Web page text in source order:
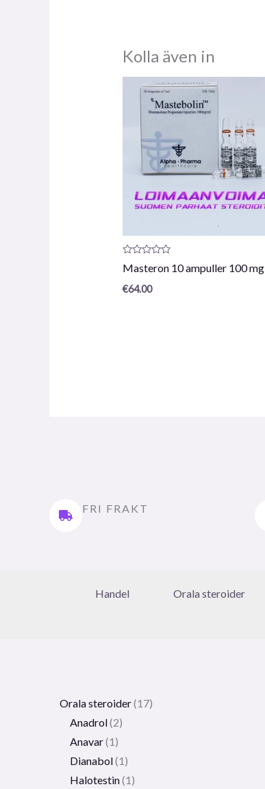
Kolla även in
Produktrecension:
0
5
Masteron 10 ampuller 100 mg
€64.00
FRI FRAKT
Handel Orala steroider
Orala steroider 17
Anadrol 2
Anavar 1
Dianabol 1
Halotestin 1